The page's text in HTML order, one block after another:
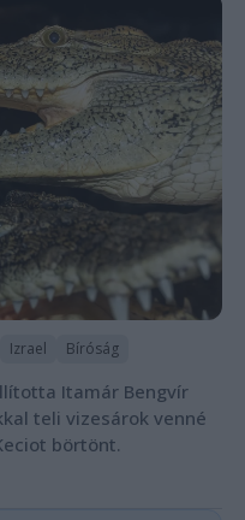
Izrael Bíróság
Itamár Bengvír
teli vizesárok venné
börtönt.